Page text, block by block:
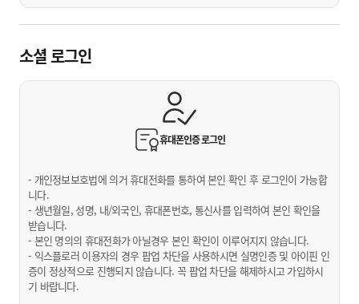
소셜 로그인
휴대폰인증로그인
- 개인정보보호법에 의거 휴대전화를 통하여 본인 확인 후 로그인이 가능합
니다.
- 생년월일, 성명, 내/외국인, 휴대폰번호, 통신사를 입력하여 본인 확인을
받습니다.
- 본인 명의의 휴대전화가 아닐경우 본인 확인이 이루어지지 않습니다.
- 익스플로러 이용자의 경우 팝업 차단을 사용하시면 실명인증 및 아이핀 인
증이 정상적으로 진행되지 않습니다. 꼭 팝업 차단을 해제하시고 가입하시
기 바랍니다.